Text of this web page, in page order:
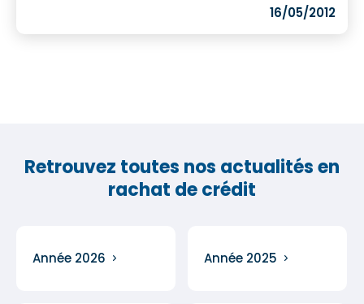
16/05/2012
Retrouvez toutes nos actualités en
rachat de crédit
Année 2026 Année 2025